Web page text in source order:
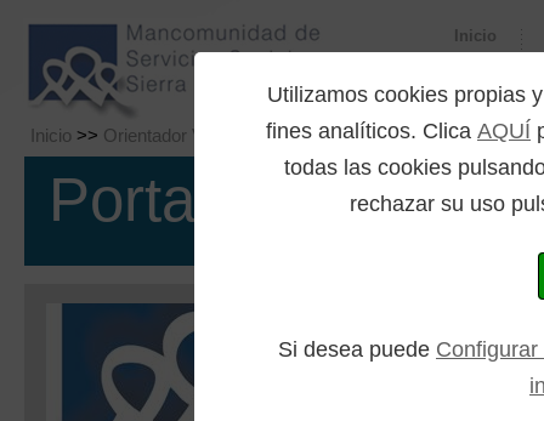
Utilizamos cookies propias
fines analíticos. Clica AQUÍ
todas las cookies
rechazar su uso
Si desea puede
Inicio
Inicio >> Orientador Virtual >> Portal Mayores
Portal Mayores